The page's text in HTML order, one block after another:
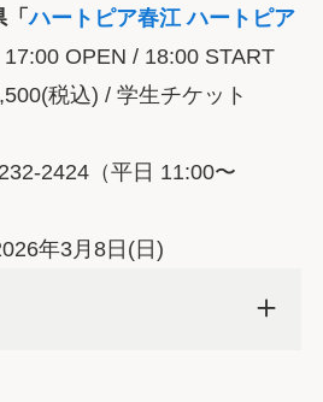
「ハートピア春江 ハートピア
17:00 OPEN / 18:00 START
税込) / 学生チケット
2424（平日 11:00〜
年3月8日(日)